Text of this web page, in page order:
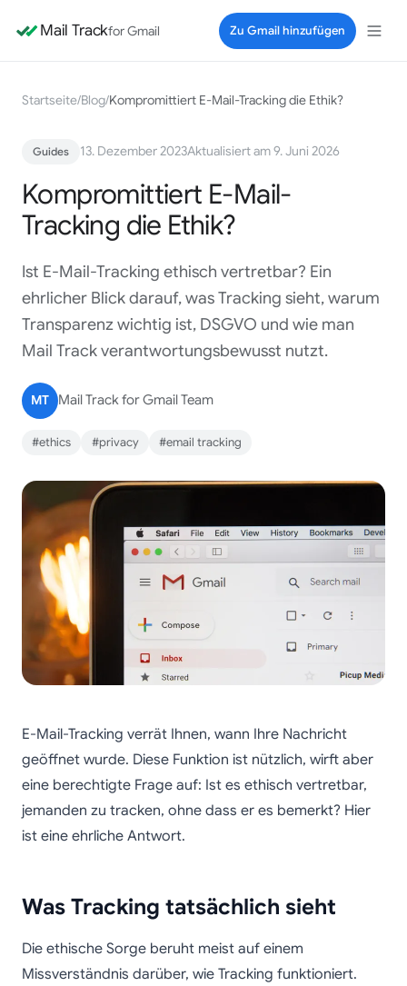
Mail Trackfor Gmail Zu Gmail hinzufügen
Startseite/Blog/Kompromittiert E-Mail-Tracking die Ethik?
Guides 13. Dezember 2023Aktualisiert am 9. Juni 2026
Kompromittiert E-Mail-
Tracking die Ethik?
Ist E-Mail-Tracking ethisch vertretbar? Ein
ehrlicher Blick darauf, was Tracking sieht, warum
Transparenz wichtig ist, DSGVO und wie man
Mail Track verantwortungsbewusst nutzt.
MT Mail Track for Gmail Team
#ethics #privacy #email tracking
E-Mail-Tracking verrät Ihnen, wann Ihre Nachricht
geöffnet wurde. Diese Funktion ist nützlich, wirft aber
eine berechtigte Frage auf: Ist es ethisch vertretbar,
jemanden zu tracken, ohne dass er es bemerkt? Hier
ist eine ehrliche Antwort.
Was Tracking tatsächlich sieht
Die ethische Sorge beruht meist auf einem
Missverständnis darüber, wie Tracking funktioniert.